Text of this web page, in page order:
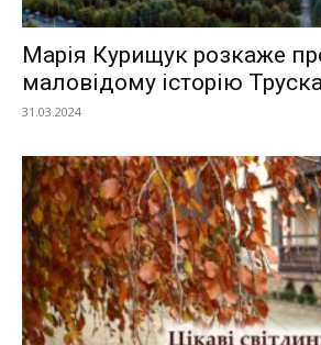
Марія Курищук розкаже
маловідому історію
31.03.2024